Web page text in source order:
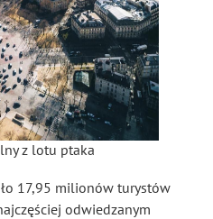
z lotu ptaka
17,95 milionów turystów
odwiedzanym